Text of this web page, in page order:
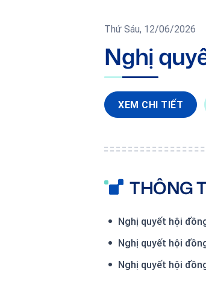
Thứ Sáu, 12/06/2026
Nghị
XEM CHI TIẾT
THÔNG
Nghị quyết hội
Nghị quyết hội
Nghị quyết hội